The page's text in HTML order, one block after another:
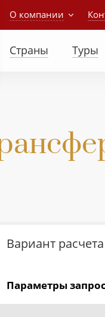
О компании
Страны Туры
Вариант расчета
Параметры